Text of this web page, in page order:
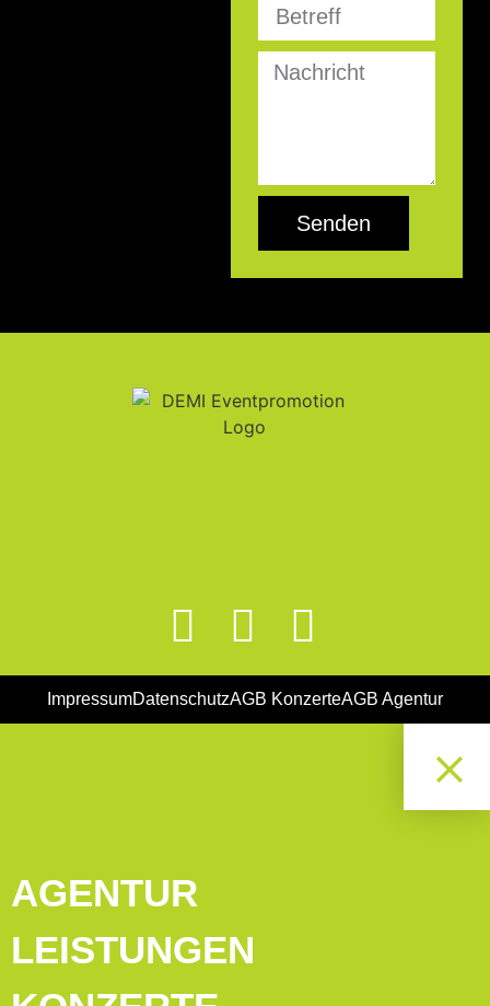
Senden
ImpressumDatenschutzAGB KonzerteAGB Agentur
AGENTUR
LEISTUNGEN